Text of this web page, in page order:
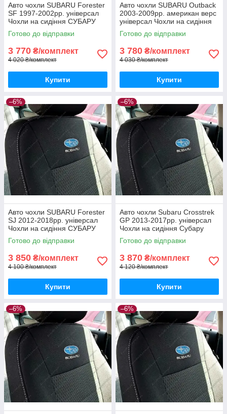
Авто чохли SUBARU Forester
SF 1997-2002рр. універсал
Чохли на сидіння СУБАРУ
Форестер СФ 1997-2002
Готово до відправки
3 770 ₴/комплект
4 020 ₴/комплект
Купити
Авто чохли SUBARU Outback
2003-2009рр. американ верс
універсал Чохли на сидіння
СУБАРУ Аутбек 2003-2009
Готово до відправки
3 780 ₴/комплект
4 030 ₴/комплект
Купити
–6%
Авто чохли SUBARU Forester
SJ 2012-2018рр. універсал
Чохли на сидіння СУБАРУ
Форестер СДжей 2012-2018
Готово до відправки
3 850 ₴/комплект
4 100 ₴/комплект
Купити
–6%
Авто чохли Subaru Crosstrek
GP 2013-2017рр. універсал
Чохли на сидіння Субару
Кросстрек ГП 2013-2017
Готово до відправки
3 870 ₴/комплект
4 120 ₴/комплект
Купити
–6% –6%